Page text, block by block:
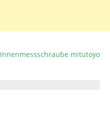
Innenmessschraube mitutoyo